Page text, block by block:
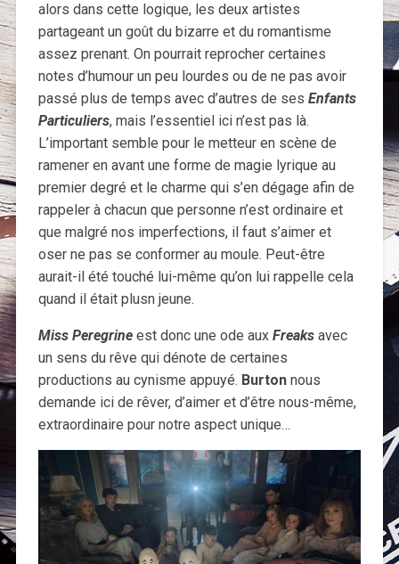
alors dans cette logique, les deux artistes
partageant un goût du bizarre et du romantisme
assez prenant. On pourrait reprocher certaines
notes d’humour un peu lourdes ou de ne pas avoir
passé plus de temps avec d’autres de ses Enfants
Particuliers, mais l’essentiel ici n’est pas là.
L’important semble pour le metteur en scène de
ramener en avant une forme de magie lyrique au
premier degré et le charme qui s’en dégage afin de
rappeler à chacun que personne n’est ordinaire et
que malgré nos imperfections, il faut s’aimer et
oser ne pas se conformer au moule. Peut-être
aurait-il été touché lui-même qu’on lui rappelle cela
quand il était plusn jeune.
Miss Peregrine est donc une ode aux Freaksavec
un sens du rêve qui dénote de certaines
productions au cynisme appuyé. Burtonnous
demande ici de rêver, d’aimer et d’être nous-même,
extraordinaire pour notre aspect unique…